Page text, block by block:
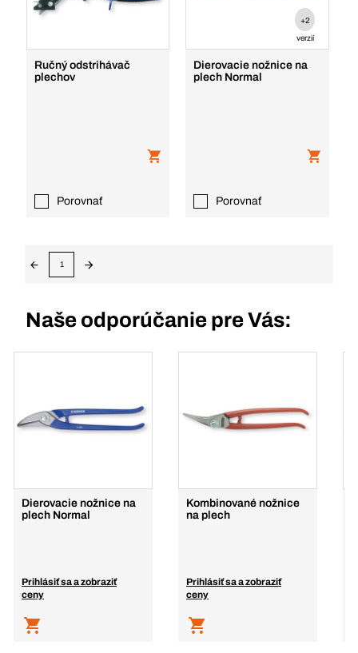
Ručný odstrihávač
plechov
Porovnať
+2
verzií
Dierovacie nožnice na
plech Normal
Porovnať
1
Naše odporúčanie pre Vás:
Dierovacie nožnice na
plech Normal
Prihlásiť sa a zobraziť
ceny
Kombinované nožnice
na plech
Prihlásiť sa a zobraziť
ceny